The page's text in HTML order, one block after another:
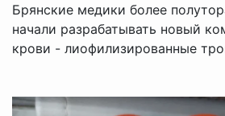
Брянские медики более
начали разрабатывать новый
крови - лиофилизированные